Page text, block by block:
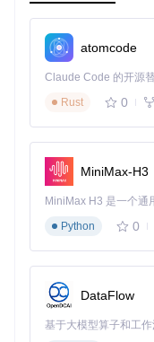
三、场景落地：
3.1 移动端CI/CD流水
uv与主流CI/CD平台
ub Actions为例，通
署：
3.2 多平台开发环境
uv的全局缓存机制特
景。通过统一的缓存
操作系统间保持一致
atomcode
Rust
0
MiniMax-H3
Python
0
DataFlow
基于大模型算子和工